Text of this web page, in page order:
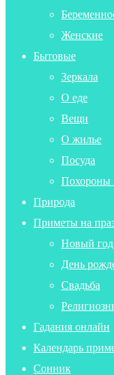
Женские
Бытовые
Зеркала
О еде
Вещи
О жилье
Посуда
Похороны
Природа
Приметы на
Новый год
День
Свадьба
Гадания онлайн
Календарь
Сонник